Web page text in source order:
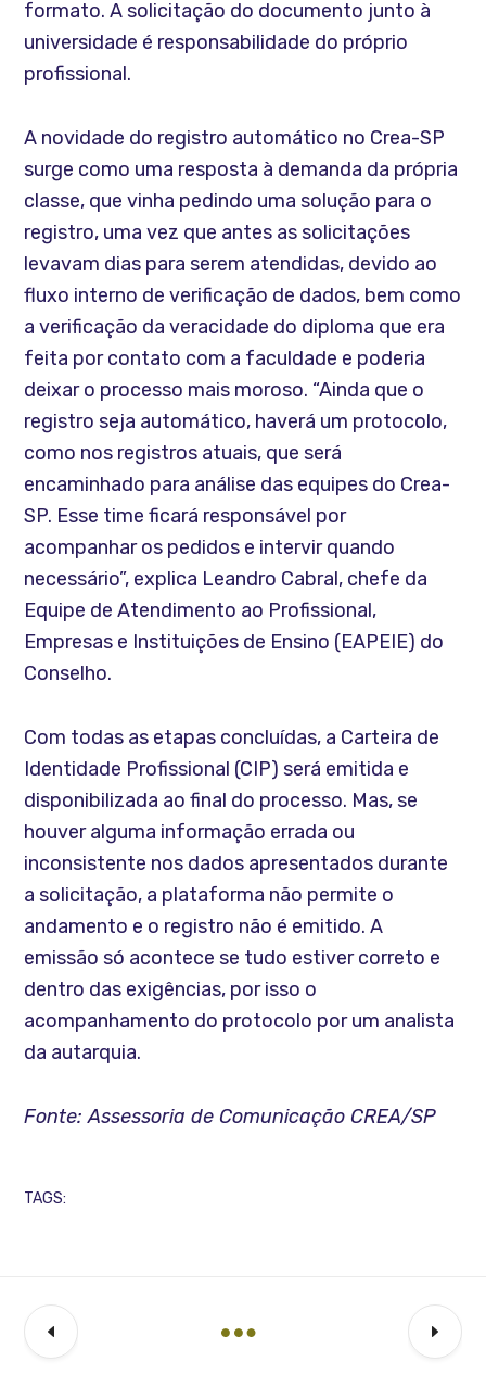
formato. A solicitação do documento junto à
universidade é responsabilidade do próprio
profissional. ​
A novidade do registro automático no Crea-SP
surge como uma resposta à demanda da própria
classe, que vinha pedindo uma solução para o
registro, uma vez que antes as solicitações
levavam dias para serem atendidas, devido ao
fluxo interno de verificação de dados, bem como
a verificação da veracidade do diploma que era
feita por contato com a faculdade e poderia
deixar o processo mais moroso. “Ainda que o
registro seja automático, haverá um protocolo,
como nos registros atuais, que será
encaminhado para análise das equipes do Crea-
SP. Esse time ficará responsável por
acompanhar os pedidos e intervir quando
necessário”, explica Leandro Cabral, chefe da
Equipe de Atendimento ao Profissional,
Empresas e Instituições de Ensino (EAPEIE) do
Conselho.
Com todas as etapas concluídas, a Carteira de
Identidade Profissional (CIP) será emitida e
disponibilizada ao final do processo. Mas, se
houver alguma informação errada ou
inconsistente nos dados apresentados durante
a solicitação, a plataforma não permite o
andamento e o registro não é emitido. A
emissão só acontece se tudo estiver correto e
dentro das exigências, por isso o
acompanhamento do protocolo por um analista
da autarquia.
Fonte: Assessoria de Comunicação CREA/SP
TAGS: